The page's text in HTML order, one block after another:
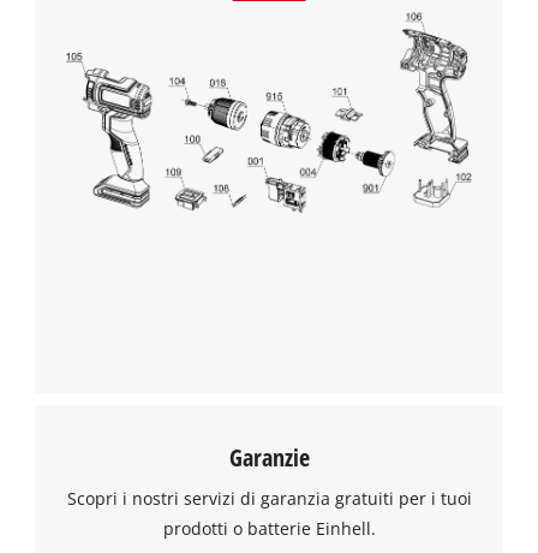
Abbiamo bisogno del vostro permesso
per caricare Google Maps!
This content is not permitted to load due
to trackers that are not disclosed to the
visitor. The website owner needs to setup
the site with their CMP to add this content
to the list of technologies used.
Garanzie
Scopri i nostri servizi di garanzia gratuiti per i tuoi
prodotti o batterie Einhell.